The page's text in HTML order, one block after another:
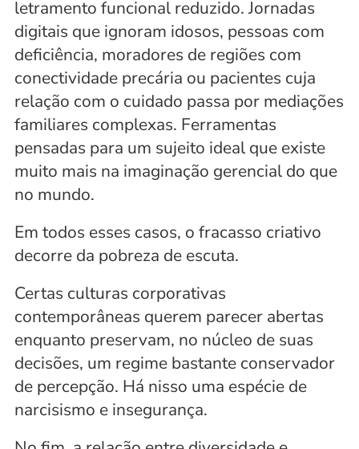
letramento funcional reduzido. Jornadas
digitais que ignoram idosos, pessoas com
deficiência, moradores de regiões com
conectividade precária ou pacientes cuja
relação com o cuidado passa por mediações
familiares complexas. Ferramentas
pensadas para um sujeito ideal que existe
muito mais na imaginação gerencial do que
no mundo.
Em todos esses casos, o fracasso criativo
decorre da pobreza de escuta.
Certas culturas corporativas
contemporâneas querem parecer abertas
enquanto preservam, no núcleo de suas
decisões, um regime bastante conservador
de percepção. Há nisso uma espécie de
narcisismo e insegurança.